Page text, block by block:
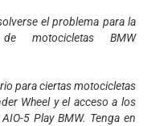
el problema para la
motocicletas BMW
para ciertas motocicletas
Wheel y el acceso a los
5 Play BMW. Tenga en